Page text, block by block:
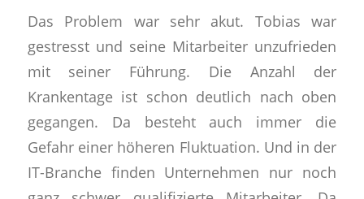
Das Problem war sehr akut. Tobias war
gestresstund seine Mitarbeiter unzufrieden
mit seiner Führung. Die Anzahl der
Krankentage ist schon deutlich nach oben
gegangen. Da besteht auch immer die
Gefahr einer höheren Fluktuation. Und in der
IT-Branche finden Unternehmen nur noch